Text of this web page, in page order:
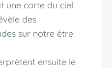
une carte du ciel
des
sur notre être.
ensuite le